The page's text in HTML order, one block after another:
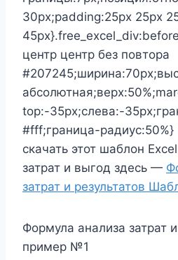
30px;padding:25px 25px
центр центр без повтора
top:-35px;слева:-
#fff;граница-
скачать этот шаблон
затрат и выгод здесь —
затрат и результатов
Формула анализа затрат
пример №1